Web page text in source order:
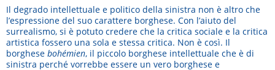
Il degrado intellettuale e politico della sinistra non è altro che
l’espressione del suo carattere borghese. Con l’aiuto del
surrealismo, si è potuto credere che la critica sociale e la critica
artistica fossero una sola e stessa critica. Non è così. Il
borghese bohémien, il piccolo borghese intellettuale che è di
sinistra perché vorrebbe essere un vero borghese e